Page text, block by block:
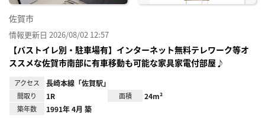
佐賀市
情報更新日 2026/08/02 12:57
【バストイレ別・駐車場有】インターネット無料テレワーク等オ
ススメな佐賀市南部に有車移動も可能な家具家電付部屋♪
アクセス 長崎本線「佐賀駅」
間取り 1R 面積 24m²
築年数 1991年 4月 築